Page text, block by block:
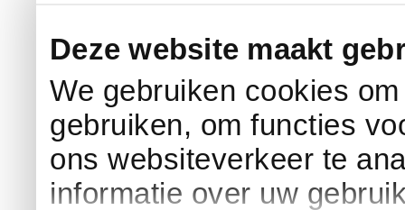
Deze website maakt
We gebruiken cookies
gebruiken, om functies
ons websiteverkeer te
informatie over uw